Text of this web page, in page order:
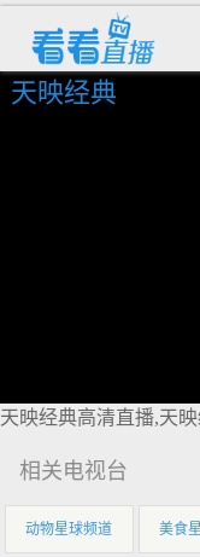
天映经典
天映经典高清直播,天
相关电视台
动物星球频道 美食